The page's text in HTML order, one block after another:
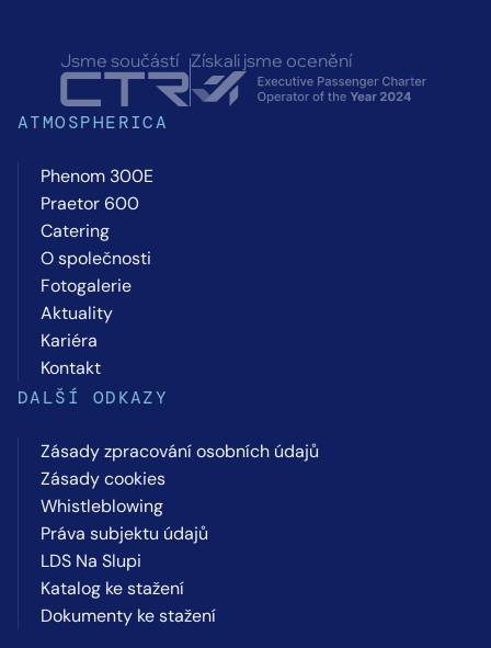
Jsme součástí Získali jsme ocenění
ATMOSPHERICA
Phenom 300E
Praetor 600
Catering
O společnosti
Fotogalerie
Aktuality
Kariéra
Kontakt
DALŠÍ ODKAZY
Zásady zpracování osobních údajů
Zásady cookies
Whistleblowing
Práva subjektu údajů
LDS Na Slupi
Katalog ke stažení
Dokumenty ke stažení